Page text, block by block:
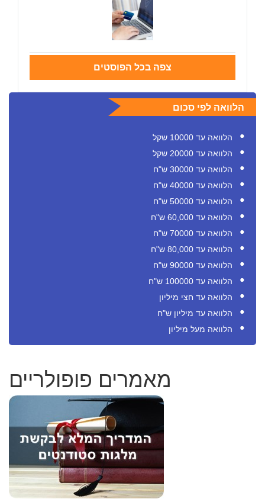
צפה בכל הפוסטים
הלוואה לפי סכום
הלוואה עד 10000 שקל
הלוואה עד 20000 שקל
הלוואה עד 30000 ש"ח
הלוואה עד 40000 ש"ח
הלוואה עד 50000 ש"ח
הלוואה עד 60,000 ש"ח
הלוואה עד 70000 ש"ח
הלוואה עד 80,000 ש"ח
הלוואה עד 90000 ש"ח
הלוואה עד 100000 ש"ח
הלוואה עד חצי מיליון
הלוואה עד מיליון ש"ח
הלוואה מעל מיליון
מאמרים פופולריים